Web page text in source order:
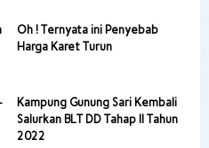
Oh ! Ternyata ini Penyebab
Harga Karet Turun
Kampung Gunung Sari Kembali
Salurkan BLT DD Tahap II Tahun
2022